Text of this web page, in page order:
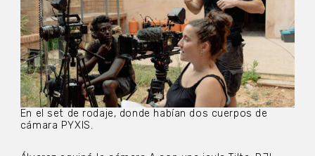
En el set de rodaje, donde habían dos cuerpos de
cámara PYXIS.